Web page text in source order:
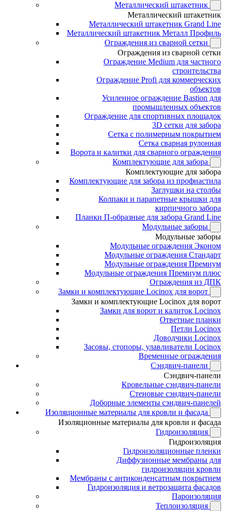
Металлический штакетник
Металлический штакетник
Металлический штакетник Grand Line
Металлический штакетник Металл Профиль
Ограждения из сварной сетки
Ограждения из сварной сетки
Ограждение Medium для частного
строительства
Ограждение Profi для коммерческих
объектов
Усиленное ограждение Bastion для
промышленных объектов
Ограждение для спортивных площадок
3D сетки для забора
Сетка с полимерным покрытием
Сетка сварная рулонная
Ворота и калитки для сварного ограждения
Комплектующие для забора
Комплектующие для забора
Комплектующие для забора из профнастила
Заглушки на столбы
Колпаки и парапетные крышки для
кирпичного забора
Планки П-образные для забора Grand Line
Модульные заборы
Модульные заборы
Модульные ограждения Эконом
Модульные ограждения Стандарт
Модульные ограждения Премиум
Модульные ограждения Премиум плюс
Ограждения из ДПК
Замки и комплектующие Locinox для ворот
Замки и комплектующие Locinox для ворот
Замки для ворот и калиток Locinox
Ответные планки
Петли Locinox
Доводчики Locinox
Засовы, стопоры, улавливатели Locinox
Временные ограждения
Сэндвич-панели
Сэндвич-панели
Кровельные сэндвич-панели
Стеновые сэндвич-панели
Доборные элементы сэндвич-панелей
Изоляционные материалы для кровли и фасада
Изоляционные материалы для кровли и фасада
Гидроизоляция
Гидроизоляция
Гидроизоляционные пленки
Диффузионные мембраны для
гидроизоляции кровли
Мембраны с антиконденсатным покрытием
Гидроизоляция и ветрозащита фасадов
Пароизоляция
Теплоизоляция